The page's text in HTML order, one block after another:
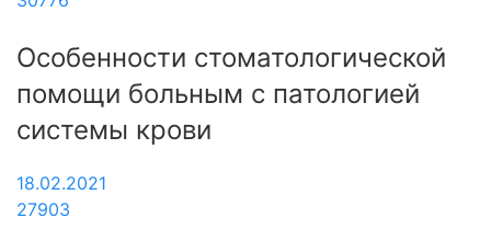
Особенности стоматологической
помощи больным с патологией
системы крови
18.02.2021
27903